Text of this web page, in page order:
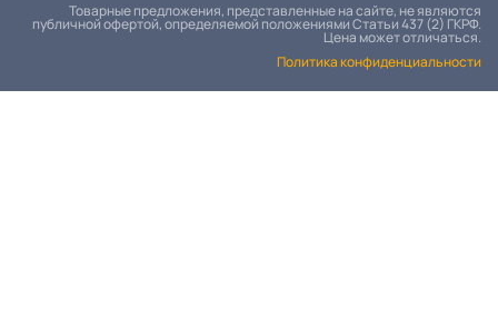
Товарные предложения, представленные на сайте, не являются
публичной офертой, определяемой положениями Статьи 437 (2) ГКРФ.
Цена может отличаться.
Политика конфиденциальности